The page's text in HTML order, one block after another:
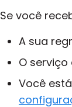
Se você
A sua
O serviço
Você